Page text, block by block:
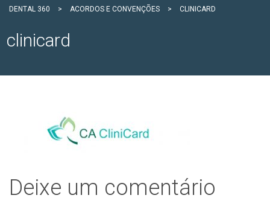
DENTAL 360 > ACORDOS E CONVENÇÕES > CLINICARD
clinicard
Deixe um comentário